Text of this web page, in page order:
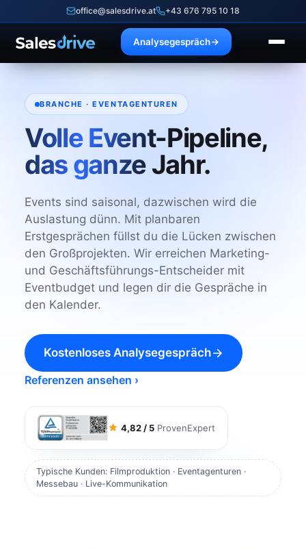
office@salesdrive.at +43 676 795 10 18
Analysegespräch
BRANCHE · EVENTAGENTUREN
Volle Event-Pipeline,
das ganze Jahr.
Events sind saisonal, dazwischen wird die
Auslastung dünn. Mit planbaren
Erstgesprächen füllst du die Lücken zwischen
den Großprojekten. Wir erreichen Marketing-
und Geschäftsführungs-Entscheider mit
Eventbudget und legen dir die Gespräche in
den Kalender.
Kostenloses Analysegespräch
Referenzen ansehen ›
4,82 / 5 ProvenExpert
Typische Kunden: Filmproduktion · Eventagenturen ·
Messebau · Live-Kommunikation